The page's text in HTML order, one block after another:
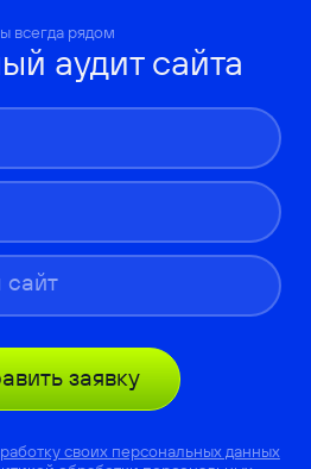
всегда рядом
аудит сайта
заявку
своих персональных данных